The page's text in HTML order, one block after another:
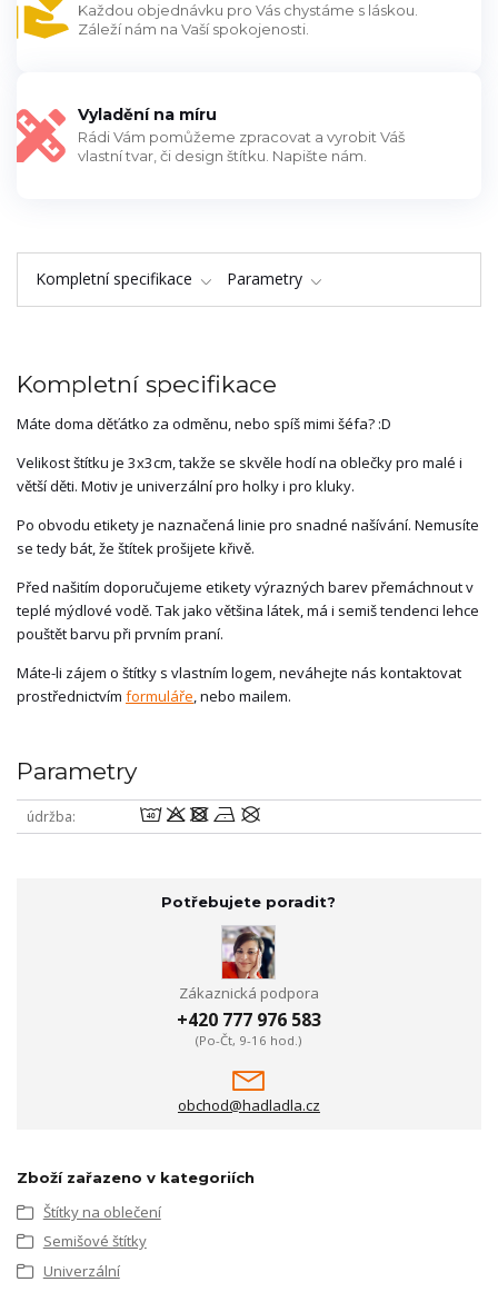
Každou objednávku pro Vás chystáme s láskou.
Záleží nám na Vaší spokojenosti.
Vyladění na míru
Rádi Vám pomůžeme zpracovat a vyrobit Váš
vlastní tvar, či design štítku. Napište nám.
Kompletní specifikace Parametry
Kompletní specifikace
Máte doma děťátko za odměnu, nebo spíš mimi šéfa? :D
Velikost štítku je 3x3cm, takže se skvěle hodí na oblečky pro malé i
větší děti. Motiv je univerzální pro holky i pro kluky.
Po obvodu etikety je naznačená linie pro snadné našívání. Nemusíte
se tedy bát, že štítek prošijete křivě.
Před našitím doporučujeme etikety výrazných barev přemáchnout v
teplé mýdlové vodě. Tak jako většina látek, má i semiš tendenci lehce
pouštět barvu při prvním praní.
Máte-li zájem o štítky s vlastním logem, neváhejte nás kontaktovat
prostřednictvím formuláře, nebo mailem.
Parametry
údržba 8odnU
Potřebujete poradit?
Zákaznická podpora
+420 777 976 583
(Po-Čt, 9-16 hod.)
obchod@hadladla.cz
Zboží zařazeno v kategoriích
Štítky na oblečení
Semišové štítky
Univerzální